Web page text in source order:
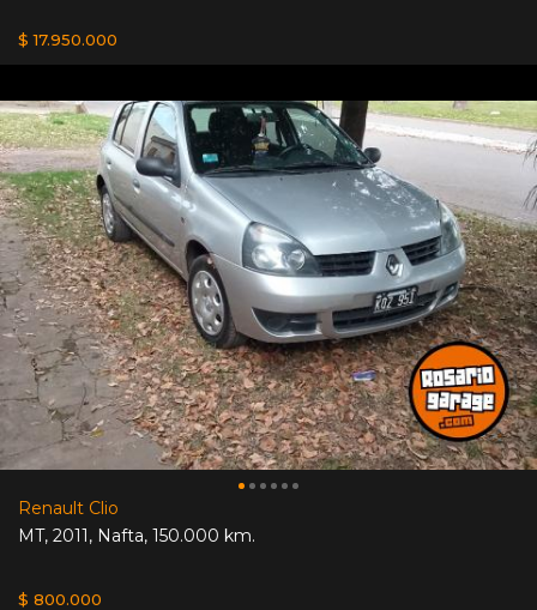
$ 17.950.000
Renault Clio
MT, 2011, Nafta, 150.000 km.
$ 800.000